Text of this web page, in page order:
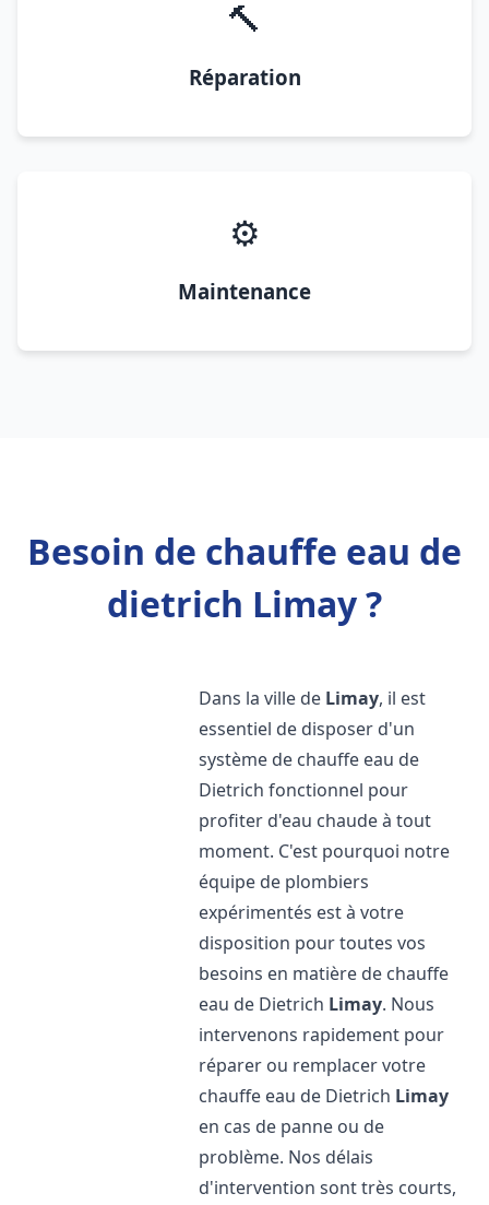
🔨
Réparation
⚙️
Maintenance
Besoin de chauffe eau de
dietrich Limay ?
Dans la ville de Limay, il est
essentiel de disposer d'un
système de chauffe eau de
Dietrich fonctionnel pour
profiter d'eau chaude à tout
moment. C'est pourquoi notre
équipe de plombiers
expérimentés est à votre
disposition pour toutes vos
besoins en matière de chauffe
eau de Dietrich Limay. Nous
intervenons rapidement pour
réparer ou remplacer votre
chauffe eau de Dietrich Limay
en cas de panne ou de
problème. Nos délais
d'intervention sont très courts,